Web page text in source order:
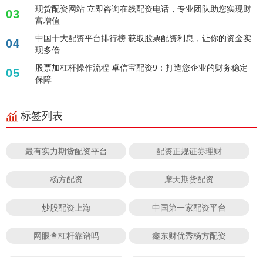
03
现货配资网站 立即咨询在线配资电话，专业团队助您实现财
富增值
04
中国十大配资平台排行榜 获取股票配资利息，让你的资金实
现多倍
05
股票加杠杆操作流程 卓信宝配资9：打造您企业的财务稳定
保障
标签列表
最有实力期货配资平台 配资正规证券理财
杨方配资 摩天期货配资
炒股配资上海 中国第一家配资平台
网眼查杠杆靠谱吗 鑫东财优秀杨方配资